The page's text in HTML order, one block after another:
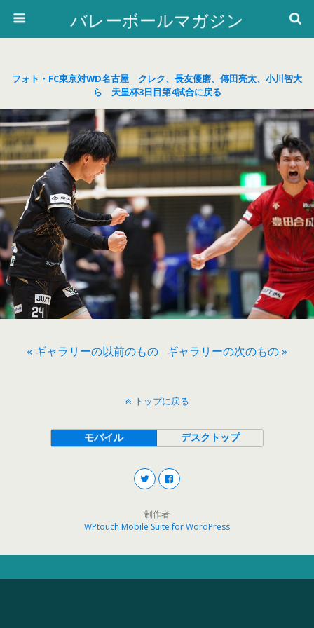
バレーボールマガジン
フォト・FC東京対WD名古屋 クレク、長友優磨、傳田亮太、小川智大
ら 天皇杯3日目第4試合に戻る
« ギャラリーの以前のもの ギャラリーの次のもの »
トップに戻る
モバイル デスクトップ
制作者
WPtouch Mobile Suite for WordPress